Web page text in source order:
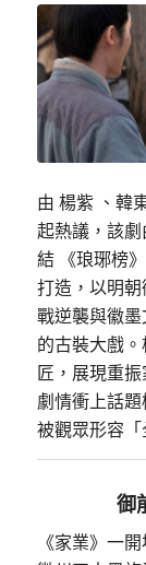
由 楊紫 、韓
起熱議，該
結 《琅琊榜
打造，以明
戰逆襲與徽
的古裝大戲。
匠， 展現重振
劇情衝上話
被觀眾形容「
御
《家業》一